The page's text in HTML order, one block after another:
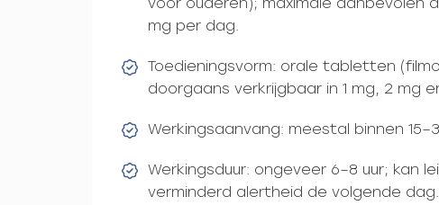
mg per dag.
Toedieningsvorm: orale tabletten
doorgaans verkrijgbaar in 1 mg, 2 mg
Werkingsaanvang: meestal binnen
Werkingsduur: ongeveer 6–8 uur; kan
verminderd alertheid de volgende dag.